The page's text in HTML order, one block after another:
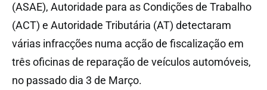
(ASAE), Autoridade para as Condições de Trabalho
(ACT) e Autoridade Tributária (AT) detectaram
várias infracções numa acção de fiscalização em
três oficinas de reparação de veículos automóveis,
no passado dia 3 de Março.